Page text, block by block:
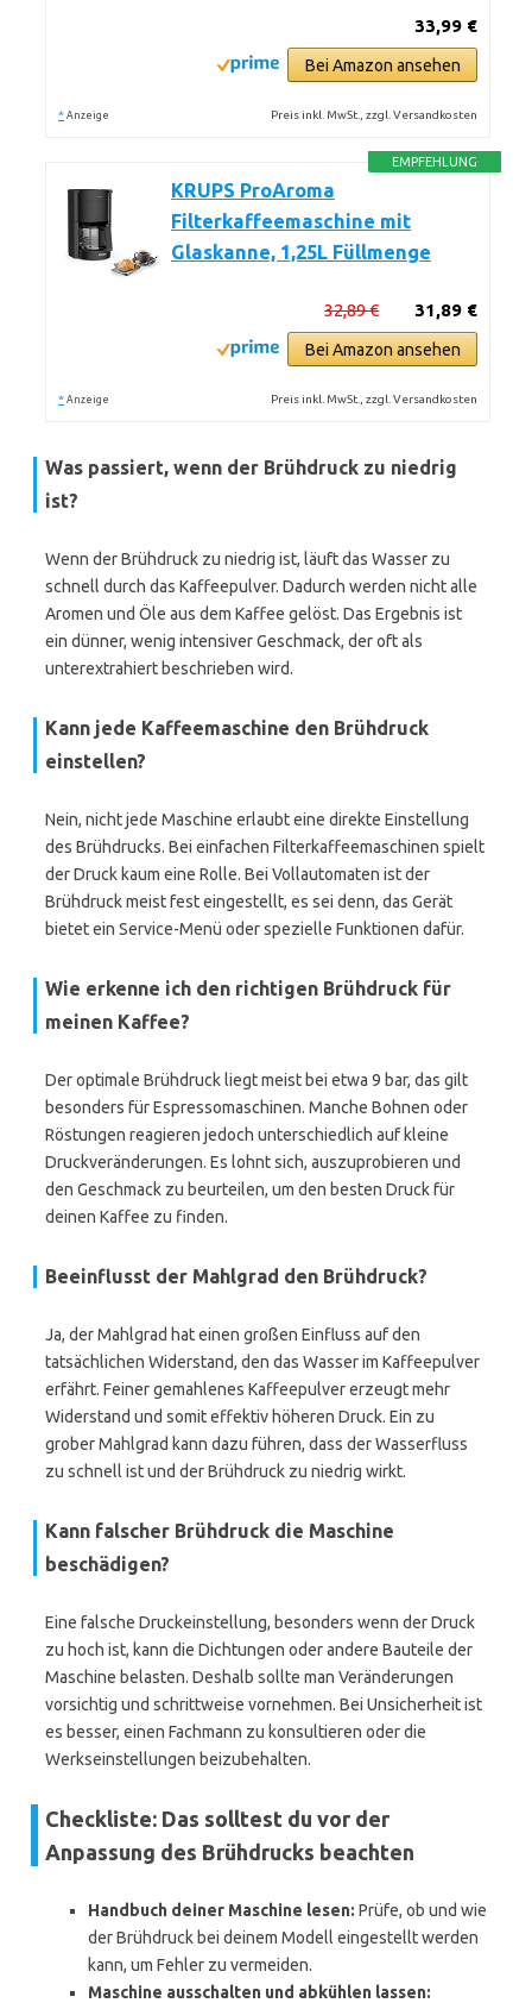
33,99 €
Bei Amazon ansehen
* Anzeige Preis inkl. MwSt., zzgl. Versandkosten
EMPFEHLUNG
KRUPS ProAroma
Filterkaffeemaschine mit
Glaskanne, 1,25L Füllmenge
31,89 €
32,89 €
Bei Amazon ansehen
* Anzeige Preis inkl. MwSt., zzgl. Versandkosten
Was passiert, wenn der Brühdruck zu niedrig
ist?
Wenn der Brühdruck zu niedrig ist, läuft das Wasser zu
schnell durch das Kaffeepulver. Dadurch werden nicht alle
Aromen und Öle aus dem Kaffee gelöst. Das Ergebnis ist
ein dünner, wenig intensiver Geschmack, der oft als
unterextrahiert beschrieben wird.
Kann jede Kaffeemaschine den Brühdruck
einstellen?
Nein, nicht jede Maschine erlaubt eine direkte Einstellung
des Brühdrucks. Bei einfachen Filterkaffeemaschinen spielt
der Druck kaum eine Rolle. Bei Vollautomaten ist der
Brühdruck meist fest eingestellt, es sei denn, das Gerät
bietet ein Service-Menü oder spezielle Funktionen dafür.
Wie erkenne ich den richtigen Brühdruck für
meinen Kaffee?
Der optimale Brühdruck liegt meist bei etwa 9 bar, das gilt
besonders für Espressomaschinen. Manche Bohnen oder
Röstungen reagieren jedoch unterschiedlich auf kleine
Druckveränderungen. Es lohnt sich, auszuprobieren und
den Geschmack zu beurteilen, um den besten Druck für
deinen Kaffee zu finden.
Beeinflusst der Mahlgrad den Brühdruck?
Ja, der Mahlgrad hat einen großen Einfluss auf den
tatsächlichen Widerstand, den das Wasser im Kaffeepulver
erfährt. Feiner gemahlenes Kaffeepulver erzeugt mehr
Widerstand und somit effektiv höheren Druck. Ein zu
grober Mahlgrad kann dazu führen, dass der Wasserfluss
zu schnell ist und der Brühdruck zu niedrig wirkt.
Kann falscher Brühdruck die Maschine
beschädigen?
Eine falsche Druckeinstellung, besonders wenn der Druck
zu hoch ist, kann die Dichtungen oder andere Bauteile der
Maschine belasten. Deshalb sollte man Veränderungen
vorsichtig und schrittweise vornehmen. Bei Unsicherheit ist
es besser, einen Fachmann zu konsultieren oder die
Werkseinstellungen beizubehalten.
Checkliste: Das solltest du vor der
Anpassung des Brühdrucks beachten
Handbuch deiner Maschine lesen: Prüfe, ob und wie
der Brühdruck bei deinem Modell eingestellt werden
kann, um Fehler zu vermeiden.
Maschine ausschalten und abkühlen lassen: